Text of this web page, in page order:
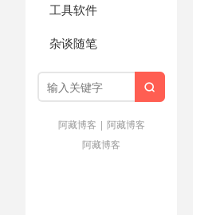
工具软件
杂谈随笔

阿藏博客 | 阿藏博客
阿藏博客